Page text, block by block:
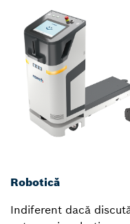
Robotică
Indiferent dacă